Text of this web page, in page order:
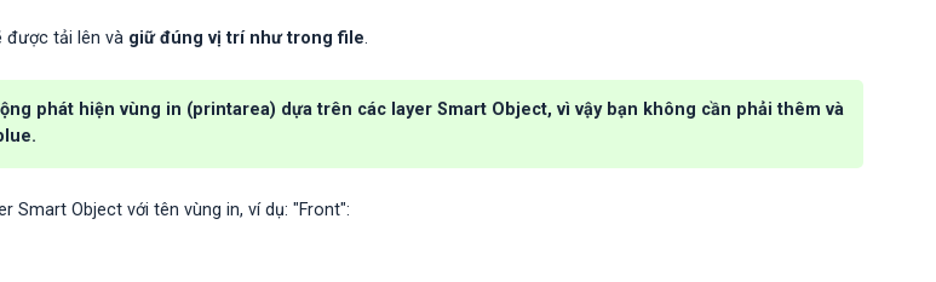
được tải lên và giữ đúng vị trí như trong file.
phát hiện vùng in (printarea) dựa trên các layer Smart Object, vì vậy bạn không cần phải thêm và
Smart Object với tên vùng in, ví dụ: "Front":